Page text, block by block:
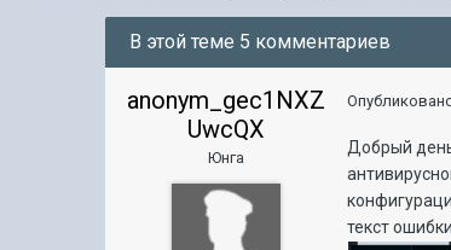
В этой теме 5 комментариев
anonym_gec1NXZ
UwcQX
Юнга
Добрый
текст